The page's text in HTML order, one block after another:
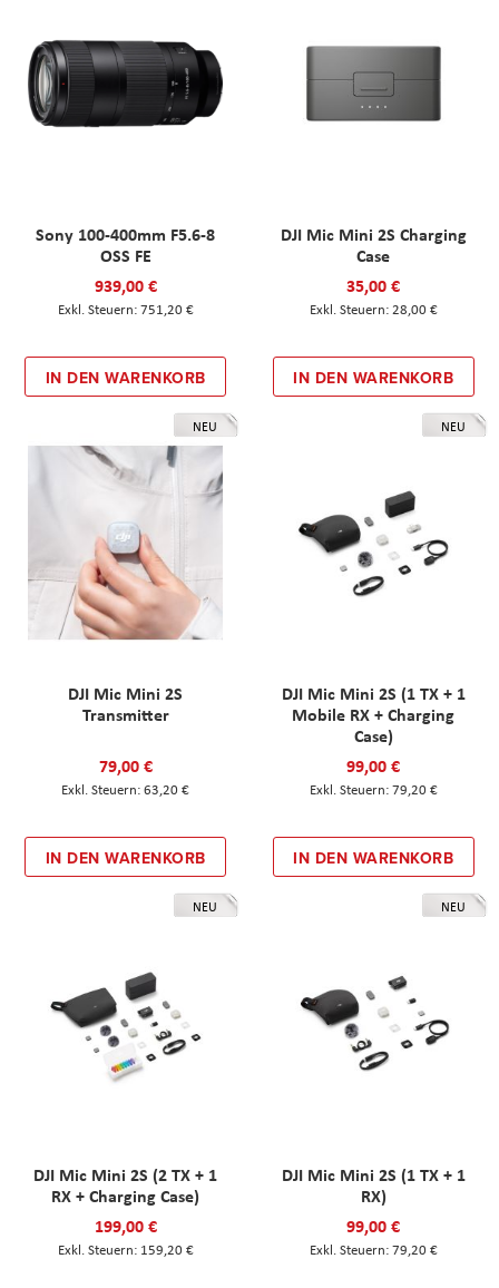
Sony 100-400mm F5.6-8
OSS FE
939,00 €
751,20 €
IN DEN WARENKORB
DJI Mic Mini 2S Charging
Case
35,00 €
28,00 €
IN DEN WARENKORB
NEU
DJI Mic Mini 2S
Transmitter
79,00 €
63,20 €
IN DEN WARENKORB
NEU
DJI Mic Mini 2S (1 TX + 1
Mobile RX + Charging
Case)
99,00 €
79,20 €
IN DEN WARENKORB
NEU
DJI Mic Mini 2S (2 TX + 1
RX + Charging Case)
199,00 €
159,20 €
NEU
DJI Mic Mini 2S (1 TX + 1
RX)
99,00 €
79,20 €